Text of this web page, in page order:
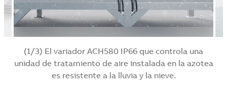
(1/3) El variador ACH580 IP66 que controla una
unidad de tratamiento de aire instalada en la azotea
es resistente a la lluvia y la nieve.